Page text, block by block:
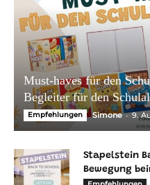
Must-haves für den
Begleiter für den
Empfehlungen Simone - 9.
Stapelstein
Bewegung